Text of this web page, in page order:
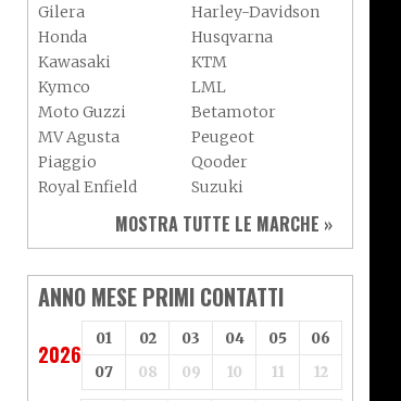
Gilera
Harley-Davidson
Honda
Husqvarna
Kawasaki
KTM
Kymco
LML
Moto Guzzi
Betamotor
MV Agusta
Peugeot
Piaggio
Qooder
Royal Enfield
Suzuki
Triumph
Yamaha
Aeon
Aspes
Axy
Baotian
MOSTRA TUTTE LE MARCHE »
ANNO MESE PRIMI CONTATTI
2026
01 02 03 04 05
06
07
08 09 10 11 12